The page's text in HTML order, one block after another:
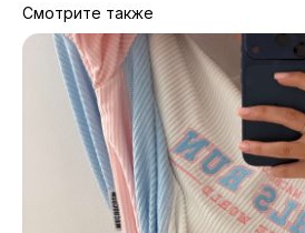
Смотрите также
МАГАЗИНЫ
Потрогать, примерить,
ВЛЮБИТЬСЯ И КУПИТЬ
наш бренд вы можете по адресу